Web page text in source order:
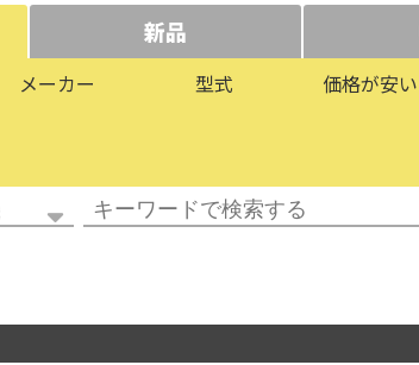
新品
メーカー 型式 価格が安い